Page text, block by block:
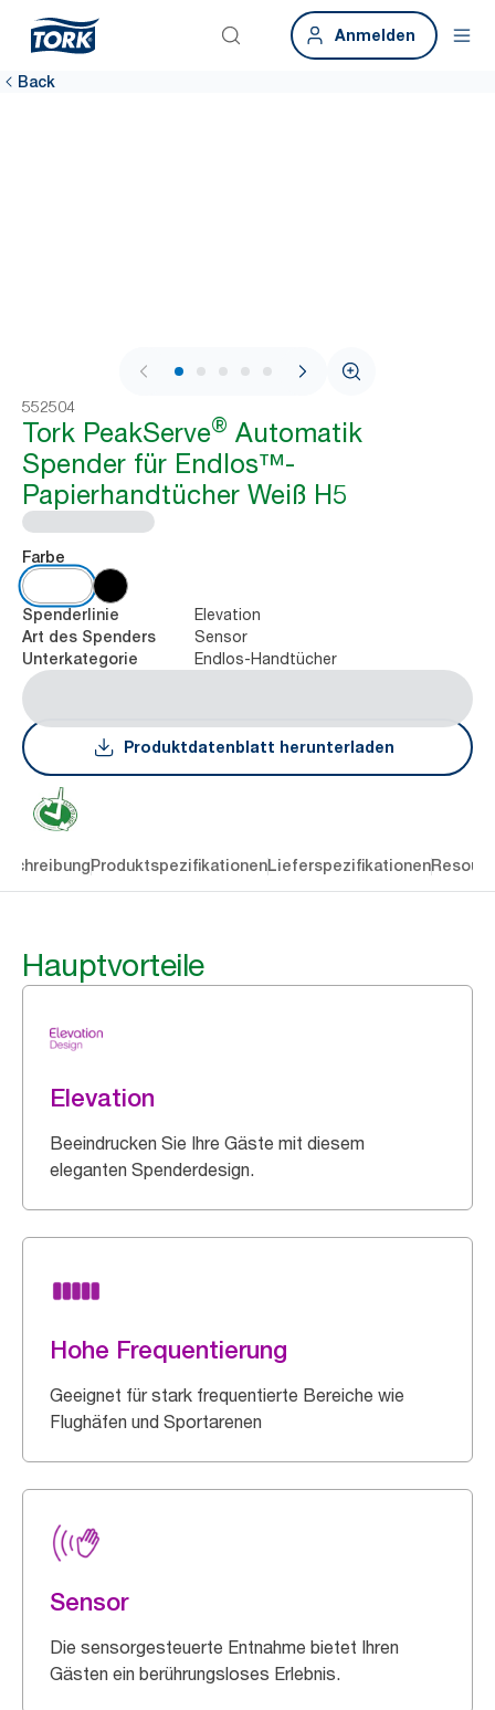
Anmelden
Back
1 / 11
552504
Tork PeakServe® Automatik
Spender für Endlos™-
Papierhandtücher Weiß H5
Farbe
Spenderlinie Elevation
Art des Spenders Sensor
Unterkategorie Endlos-Handtücher
Produktdatenblatt herunterladen
ProduktspezifikationenLieferspezifikationen
Hauptvorteile
Elevation
Beeindrucken Sie Ihre Gäste mit diesem
eleganten Spenderdesign.
Hohe Frequentierung
Geeignet für stark frequentierte Bereiche wie
Flughäfen und Sportarenen
Sensor
Die sensorgesteuerte Entnahme bietet Ihren
Gästen ein berührungsloses Erlebnis.